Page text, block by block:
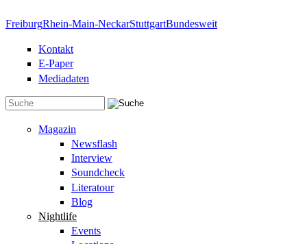
FreiburgRhein-Main-NeckarStuttgartBundesweit
Kontakt
E-Paper
Mediadaten
Magazin
Newsflash
Interview
Soundcheck
Literatour
Blog
Nightlife
Events